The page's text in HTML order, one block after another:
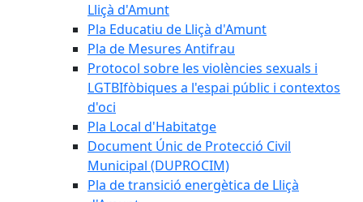
Lliçà d'Amunt
Pla Educatiu de Lliçà d'Amunt
Pla de Mesures Antifrau
Protocol sobre les violències sexuals i
LGTBIfòbiques a l'espai públic i contextos
d'oci
Pla Local d'Habitatge
Document Únic de Protecció Civil
Municipal (DUPROCIM)
Pla de transició energètica de Lliçà